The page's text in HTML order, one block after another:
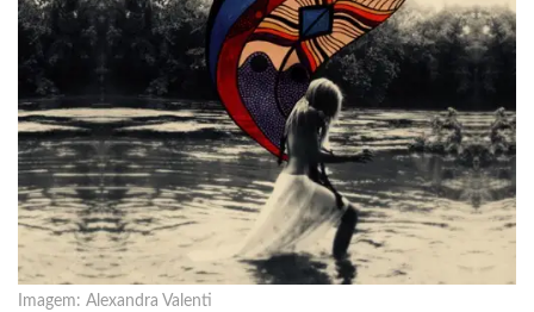
Imagem: Alexandra Valenti